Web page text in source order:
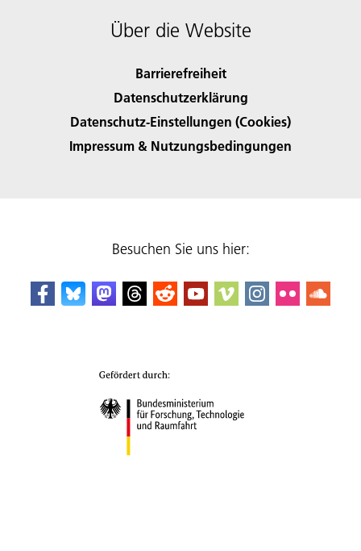
Über die Website
Barrierefreiheit
Datenschutzerklärung
Datenschutz-Einstellungen (Cookies)
Impressum & Nutzungsbedingungen
Besuchen Sie uns hier: